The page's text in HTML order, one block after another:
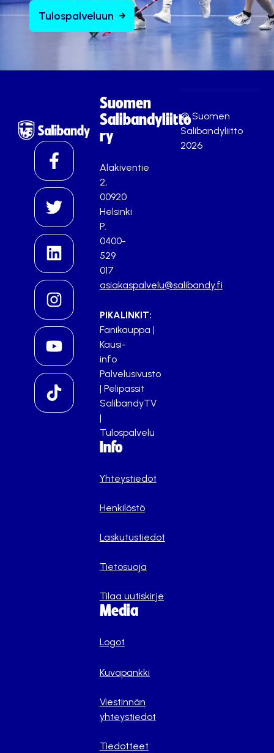
Tulospalveluun
Suomen
Salibandyliitto
ry
Alakiventie
2,
00920
Helsinki
P.
0400-
529
017
asiakaspalvelu@salibandy.fi
PIKALINKIT:
Fanikauppa |
Kausi-
info
Palvelusivusto
| Pelipassit
SalibandyTV
|
Tulospalvelu
Info
Yhteystiedot
Henkilöstö
Laskutustiedot
Tietosuoja
Tilaa uutiskirje
Media
Logot
Kuvapankki
Viestinnän
yhteystiedot
Tiedotteet
© Suomen
Salibandyliitto
2026